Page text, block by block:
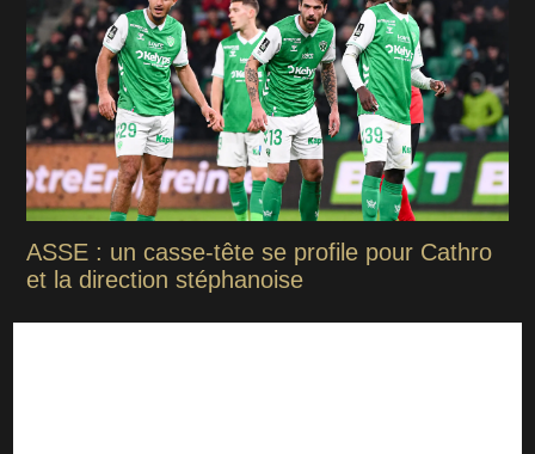
ASSE : un casse-tête se profile pour Cathro
et la direction stéphanoise